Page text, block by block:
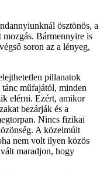
ösztönös, a
Bármennyire is
soron az a lényeg,
pillanatok
műfajától, minden
elérni. Ezért, amikor
bezárják és a
Nincs fizikai
A közelmúlt
nem volt ilyen közös
maradjon, hogy